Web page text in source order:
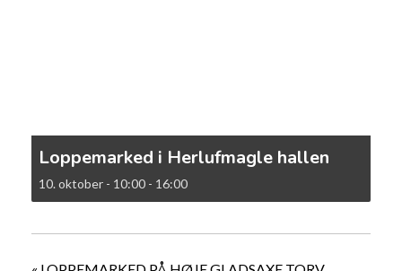
Loppemarked i Herlufmagle hallen
10. oktober - 10:00 - 16:00